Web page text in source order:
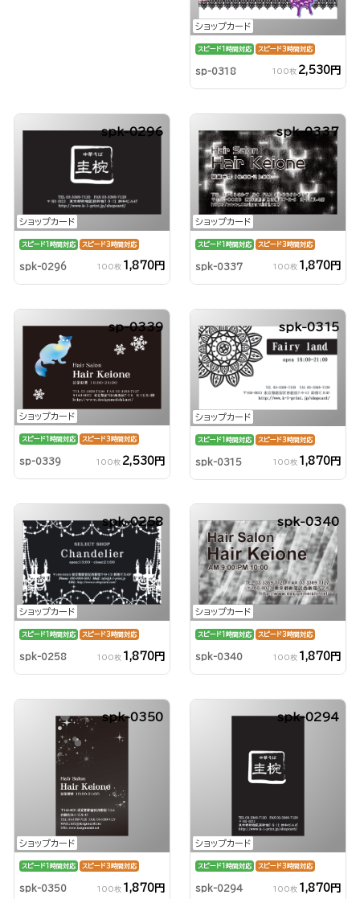
ショップカード
スピード1時間対応 スピード3時間対応
sp-0318 100枚 2,530円
ショップカード
spk-0296
スピード1時間対応 スピード3時間対応
spk-0296 100枚 1,870円
ショップカード
spk-0337
スピード1時間対応 スピード3時間対応
spk-0337 100枚 1,870円
ショップカード
sp-0339
スピード1時間対応 スピード3時間対応
sp-0339 100枚 2,530円
ショップカード
spk-0315
スピード1時間対応 スピード3時間対応
spk-0315 100枚 1,870円
ショップカード
spk-0258
スピード1時間対応 スピード3時間対応
spk-0258 100枚 1,870円
ショップカード
spk-0340
スピード1時間対応 スピード3時間対応
spk-0340 100枚 1,870円
ショップカード
spk-0350
スピード1時間対応 スピード3時間対応
spk-0350 100枚 1,870円
ショップカード
spk-0294
スピード1時間対応 スピード3時間対応
spk-0294 100枚 1,870円